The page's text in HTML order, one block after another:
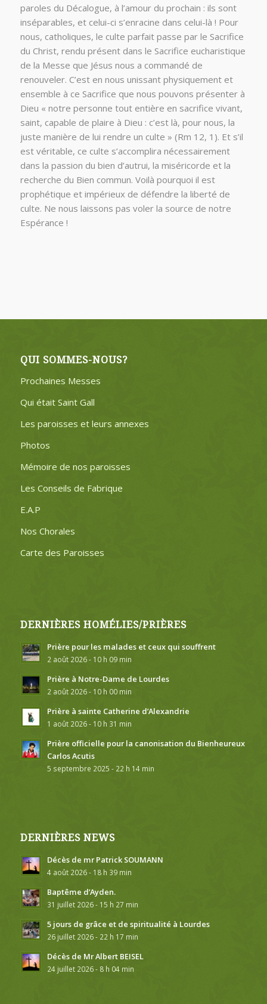
paroles du Décalogue, à l’amour du prochain : ils sont
inséparables, et celui-ci s’enracine dans celui-là ! Pour
nous, catholiques, le culte parfait passe par le Sacrifice
du Christ, rendu présent dans le Sacrifice eucharistique
de la Messe que Jésus nous a commandé de
renouveler. C’est en nous unissant physiquement et
ensemble à ce Sacrifice que nous pouvons présenter à
Dieu « notre personne tout entière en sacrifice vivant,
saint, capable de plaire à Dieu : c’est là, pour nous, la
juste manière de lui rendre un culte » (Rm 12, 1). Et s’il
est véritable, ce culte s’accomplira nécessairement
dans la passion du bien d’autrui, la miséricorde et la
recherche du Bien commun. Voilà pourquoi il est
prophétique et impérieux de défendre la liberté de
culte. Ne nous laissons pas voler la source de notre
Espérance !
QUI SOMMES-NOUS?
Prochaines Messes
Qui était Saint Gall
Les paroisses et leurs annexes
Photos
Mémoire de nos paroisses
Les Conseils de Fabrique
E.A.P
Nos Chorales
Carte des Paroisses
DERNIÈRES HOMÉLIES/PRIÈRES
Prière pour les malades et ceux qui souffrent
2 août 2026 - 10 h 09 min
Prière à Notre-Dame de Lourdes
2 août 2026 - 10 h 00 min
Prière à sainte Catherine d’Alexandrie
1 août 2026 - 10 h 31 min
Prière officielle pour la canonisation du Bienheureux
Carlos Acutis
5 septembre 2025 - 22 h 14 min
DERNIÈRES NEWS
Décès de mr Patrick SOUMANN
4 août 2026 - 18 h 39 min
Baptême d’Ayden.
31 juillet 2026 - 15 h 27 min
5 jours de grâce et de spiritualité à Lourdes
26 juillet 2026 - 22 h 17 min
Décès de Mr Albert BEISEL
24 juillet 2026 - 8 h 04 min